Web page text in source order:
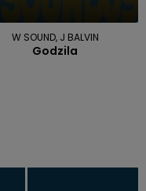
W SOUND, J BALVIN
Godzila